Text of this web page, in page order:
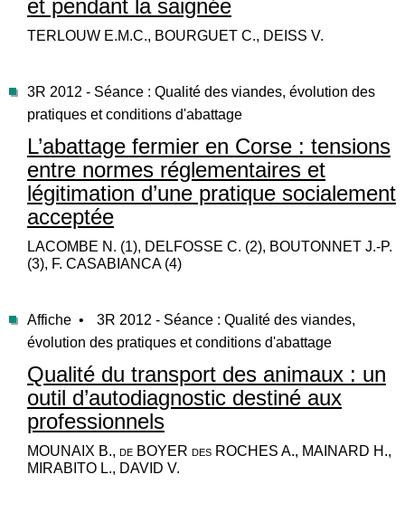
et pendant la saignée
TERLOUW E.M.C., BOURGUET C., DEISS V.
3R 2012 - Séance : Qualité des viandes, évolution des
pratiques et conditions d'abattage
L’abattage fermier en Corse : tensions
entre normes réglementaires et
légitimation d’une pratique socialement
acceptée
LACOMBE N. (1), DELFOSSE C. (2), BOUTONNET J.-P.
(3), F. CASABIANCA (4)
Affiche •
3R 2012 - Séance : Qualité des viandes,
évolution des pratiques et conditions d'abattage
Qualité du transport des animaux : un
outil d’autodiagnostic destiné aux
professionnels
MOUNAIX B., de BOYER des ROCHES A., MAINARD H.,
MIRABITO L., DAVID V.